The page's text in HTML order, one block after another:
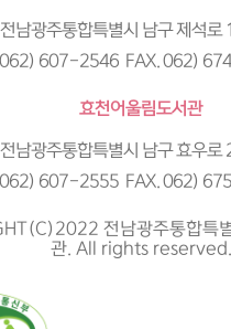
남광주통합특별시 남구 제석로
062) 607-2546 FAX. 062)
효천어울림도서관
남광주통합특별시 남구 효우로
062) 607-2555 FAX. 062)
전남광주통합특
관. All rights reserved.